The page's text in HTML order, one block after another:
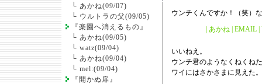
└ あかね(09/07)
└ ウルトラの父(09/05)
『楽園へ消えるもの』
└ あかね(09/05)
└ watz(09/04)
└ あかね(09/04)
└ mel:(09/04)
『開かぬ扉』
ウンチくんですか！（笑）
| あかね | EMAIL |
いいねえ。
ウンチ君のようなくねくね
ワイにはさかさまに見えた。